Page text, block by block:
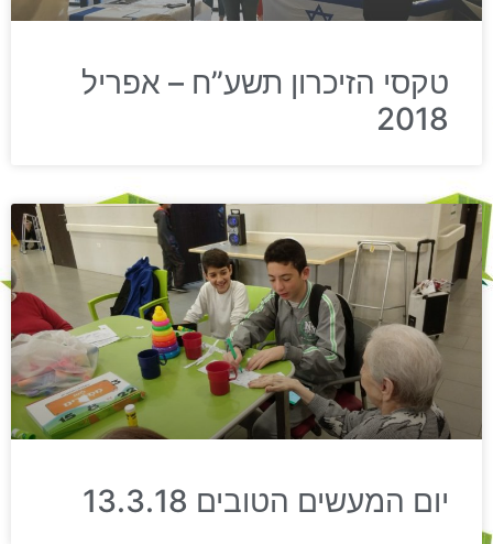
טקסי הזיכרון תשע”ח – אפריל
2018
יום המעשים הטובים 13.3.18